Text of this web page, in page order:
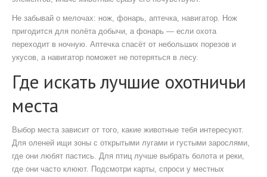
Не забывай о мелочах: нож, фонарь, аптечка, навигатор. Нож
пригодится для полёта добычи, а фонарь — если охота
переходит в ночную. Аптечка спасёт от небольших порезов и
укусов, а навигатор поможет не потеряться в лесу.
Где искать лучшие охотничьи
места
Выбор места зависит от того, какие животные тебя интересуют.
Для оленей ищи зоны с открытыми лугами и густыми зарослями,
где они любят пастись. Для птиц лучше выбрать болота и реки,
где они часто клюют. Подсмотри карты, спроси у местных